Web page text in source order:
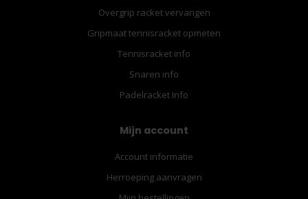
Overgrip racket vervangen
Gripmaat tennisracket opmeten
Tennisracket info
Snaren info
Padelracket Info
Mijn account
Account informatie
Herroeping aanvragen